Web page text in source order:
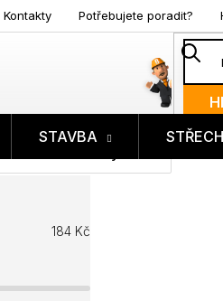
Kontakty Potřebujete poradit?
NÁKUPNÍ
STAVBA
184 Kč